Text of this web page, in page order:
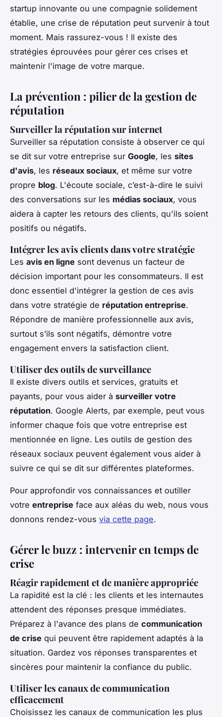
startup innovante ou une compagnie solidement
établie, une crise de réputation peut survenir à tout
moment. Mais rassurez-vous ! Il existe des
stratégies éprouvées pour gérer ces crises et
maintenir l'image de votre marque.
La prévention : pilier de la gestion de
réputation
Surveiller la réputation sur internet
Surveiller sa réputation consiste à observer ce qui
se dit sur votre entreprise sur Google, les sites
d'avis, les réseaux sociaux, et même sur votre
propre blog. L'écoute sociale, c’est-à-dire le suivi
des conversations sur les médias sociaux, vous
aidera à capter les retours des clients, qu'ils soient
positifs ou négatifs.
Intégrer les avis clients dans votre stratégie
Les avis en ligne sont devenus un facteur de
décision important pour les consommateurs. Il est
donc essentiel d'intégrer la gestion de ces avis
dans votre stratégie de réputation entreprise.
Répondre de manière professionnelle aux avis,
surtout s’ils sont négatifs, démontre votre
engagement envers la satisfaction client.
Utiliser des outils de surveillance
Il existe divers outils et services, gratuits et
payants, pour vous aider à surveiller votre
réputation. Google Alerts, par exemple, peut vous
informer chaque fois que votre entreprise est
mentionnée en ligne. Les outils de gestion des
réseaux sociaux peuvent également vous aider à
suivre ce qui se dit sur différentes plateformes.
Pour approfondir vos connaissances et outiller
votre entreprise face aux aléas du web, nous vous
donnons rendez-vous via cette page.
Gérer le buzz : intervenir en temps de
crise
Réagir rapidement et de manière appropriée
La rapidité est la clé : les clients et les internautes
attendent des réponses presque immédiates.
Préparez à l'avance des plans de communication
de crise qui peuvent être rapidement adaptés à la
situation. Gardez vos réponses transparentes et
sincères pour maintenir la confiance du public.
Utiliser les canaux de communication
efficacement
Choisissez les canaux de communication les plus